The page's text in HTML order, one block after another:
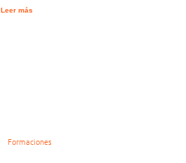
Leer más
Formaciones